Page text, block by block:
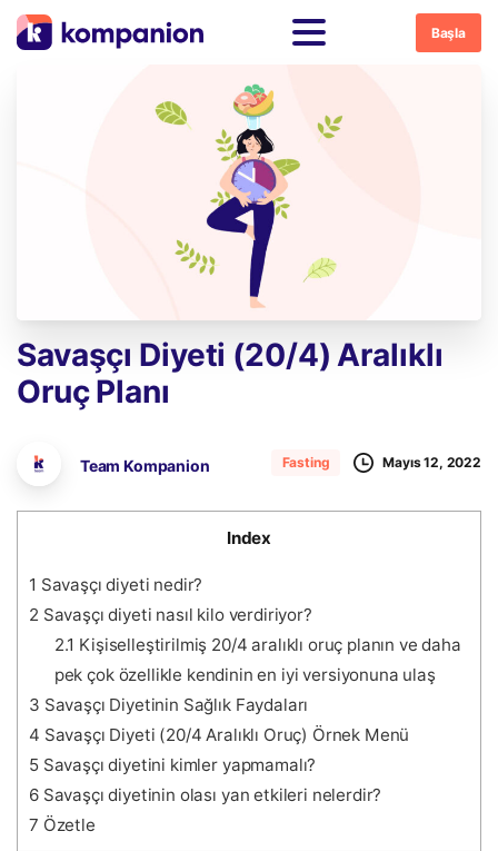
Başla
Savaşçı Diyeti (20/4) Aralıklı
OruçPlanı
Team Kompanion Fasting Mayıs 12, 2022
Index
1 Savaşçı diyeti nedir?
2 Savaşçı diyeti nasıl kilo verdiriyor?
2.1 Kişiselleştirilmiş 20/4 aralıklı oruç planın ve daha
pek çok özellikle kendinin en iyi versiyonuna ulaş
3 Savaşçı Diyetinin Sağlık Faydaları
4 Savaşçı Diyeti (20/4 Aralıklı Oruç) Örnek Menü
5Savaşçı diyetini kimler yapmamalı?
6Savaşçı diyetinin olası yan etkileri nelerdir?
7 Özetle